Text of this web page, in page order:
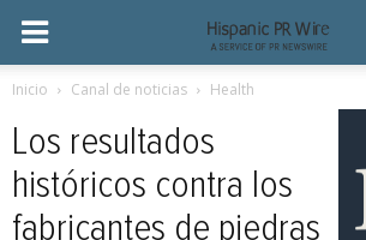
Inicio Canal de noticias Health
Los resultados
históricos contra los
fabricantes de piedras